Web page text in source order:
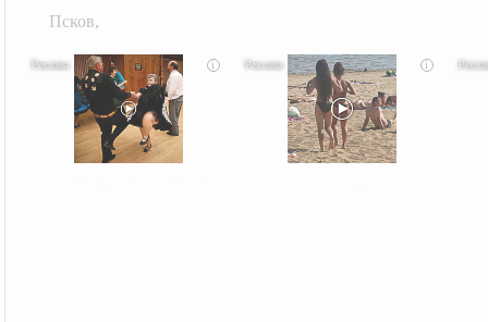
Псков,
i i